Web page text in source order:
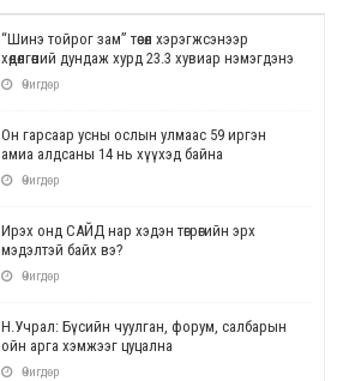
“Шинэ тойрог зам” төсөл хэрэгжсэнээр
хөдөлгөөний дундаж хурд 23.3 хувиар нэмэгдэнэ
Өчигдөр
Он гарсаар усны ослын улмаас 59 иргэн
амиа алдсаны 14 нь хүүхэд байна
Өчигдөр
Ирэх онд САЙД нар хэдэн төгрөгийн эрх
мэдэлтэй байх вэ?
Өчигдөр
Н.Учрал: Бүсийн чуулган, форум, салбарын
ойн арга хэмжээг цуцална
Өчигдөр